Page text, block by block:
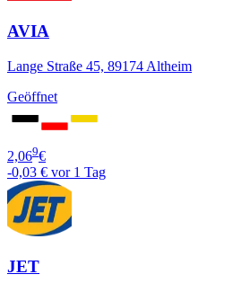
AVIA
Lange Straße 45, 89174 Altheim
Geöffnet
2,069€
-0,03 € vor 1 Tag
JET